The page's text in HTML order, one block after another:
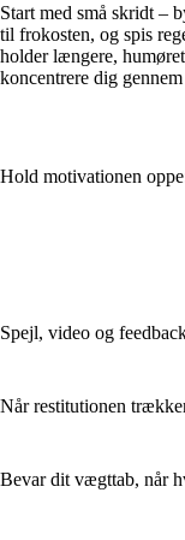
Start med små skridt –
til frokosten, og spis
holder længere,
koncentrere dig
Hold motivationen
Spejl, video og
Når restitutionen
Bevar dit vægttab, når